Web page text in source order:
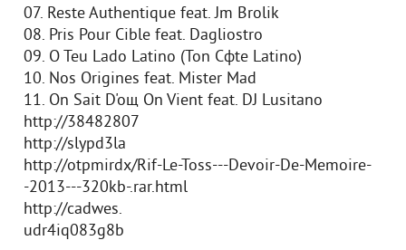
07. Reste Authentique feat. Jm Brolik
08. Pris Pour Cible feat. Dagliostro
09. O Teu Lado Latino (Ton Cфte Latino)
10. Nos Origines feat. Mister Mad
11. On Sait D'oщ On Vient feat. DJ Lusitano
http://38482807
http://slypd3la
http://otpmirdx/Rif-Le-Toss---Devoir-De-Memoire-
-2013---320kb-.rar.html
http://cadwes.
udr4iq083g8b